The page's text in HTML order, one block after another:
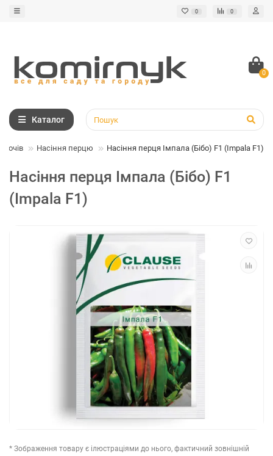
0 0
0
Каталог
Насіння перцю Насіння перця Імпала (Бібо) F1 (Impala F1)
Насіння перця Імпала (Бібо) F1
(Impala F1)
* Зображення товару є ілюстраціями до нього, фактичний зовнішній